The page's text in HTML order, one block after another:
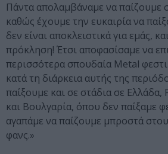
Πάντα απολαμβάναμε να παίζουμε
καθώς έχουμε την ευκαιρία να
δεν είναι αποκλειστικά για εμάς,
πρόκληση! Έτσι αποφασίσαμε να
περισσότερα σπουδαία Metal
κατά τη διάρκεια αυτής της
παίξουμε και σε στάδια σε
και Βουλγαρία, όπου δεν παίξαμε
αγαπάμε να παίζουμε μπροστά
φανς.»